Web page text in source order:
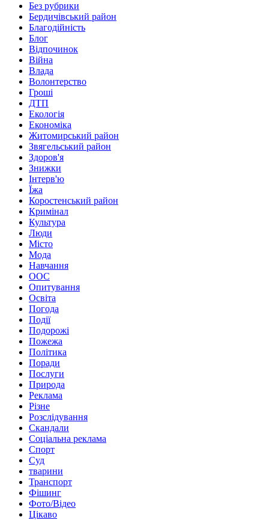
Без рубрики
Бердичівський район
Благодійність
Блог
Відпочинок
Війна
Влада
Волонтерство
Гроші
ДТП
Екологія
Економіка
Житомирський район
Звягельський район
Здоров'я
Знижки
Інтерв'ю
Їжа
Коростенський район
Кримінал
Культура
Люди
Місто
Мода
Навчання
ООС
Опитування
Освіта
Погода
Події
Подорожі
Пожежа
Політика
Поради
Послуги
Природа
Реклама
Різне
Розслідування
Скандали
Соціальна реклама
Спорт
Суд
тварини
Транспорт
Фішинг
Фото/Відео
Цікаво